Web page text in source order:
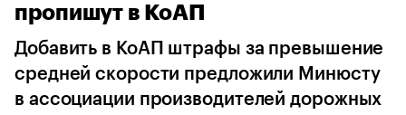
пропишут в КоАП
Добавить в КоАП штрафы за превышение
средней скорости предложили Минюсту
в ассоциации производителей дорожных